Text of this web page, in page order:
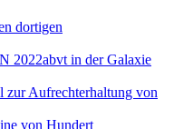
dortigen
2022abvt in der Galaxie
zur Aufrechterhaltung von
von Hundert